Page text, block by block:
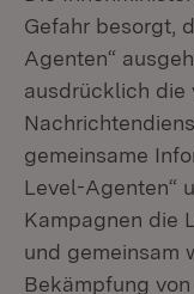
Gefahr besorgt,
Agenten“
ausdrücklich die
gemeinsame
Level-Agenten“
Kampagnen die
und gemeinsam
Bekämpfung